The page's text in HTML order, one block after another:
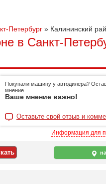
Петербург » Калининский
в Санкт-
Покупали машину у автодилера?
мнение.
Ваше мнение важно!
Оставьте свой отзыв и
Информация для